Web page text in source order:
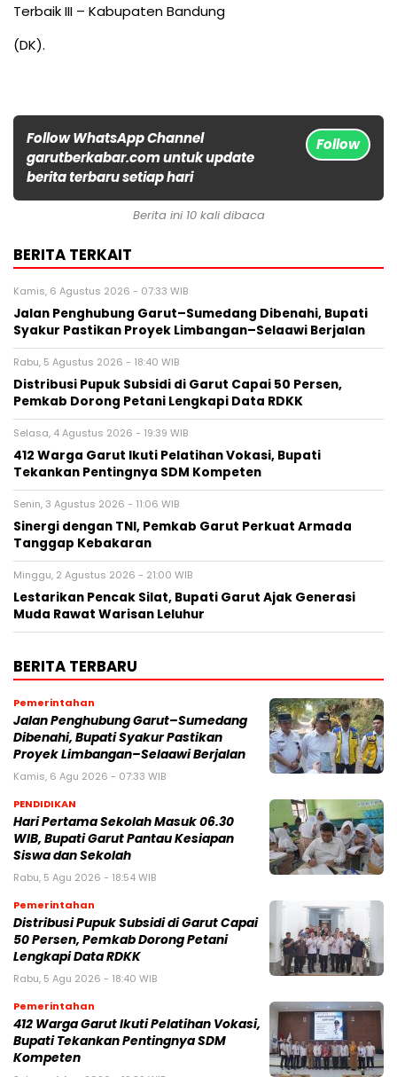
Terbaik III – Kabupaten Bandung
(DK).
Follow WhatsApp Channel
garutberkabar.com untuk update
berita terbaru setiap hari
Follow
Berita ini 10 kali dibaca
BERITA TERKAIT
Kamis, 6 Agustus 2026 - 07:33 WIB
Jalan Penghubung Garut–Sumedang Dibenahi, Bupati
Syakur Pastikan Proyek Limbangan–Selaawi Berjalan
Rabu, 5 Agustus 2026 - 18:40 WIB
Distribusi Pupuk Subsidi di Garut Capai 50 Persen,
Pemkab Dorong Petani Lengkapi Data RDKK
Selasa, 4 Agustus 2026 - 19:39 WIB
412 Warga Garut Ikuti Pelatihan Vokasi, Bupati
Tekankan Pentingnya SDM Kompeten
Senin, 3 Agustus 2026 - 11:06 WIB
Sinergi dengan TNI, Pemkab Garut Perkuat Armada
Tanggap Kebakaran
Minggu, 2 Agustus 2026 - 21:00 WIB
Lestarikan Pencak Silat, Bupati Garut Ajak Generasi
Muda Rawat Warisan Leluhur
BERITA TERBARU
Pemerintahan
Jalan Penghubung Garut–Sumedang
Dibenahi, Bupati Syakur Pastikan
Proyek Limbangan–Selaawi Berjalan
Kamis, 6 Agu 2026 - 07:33 WIB
PENDIDIKAN
Hari Pertama Sekolah Masuk 06.30
WIB, Bupati Garut Pantau Kesiapan
Siswa dan Sekolah
Rabu, 5 Agu 2026 - 18:54 WIB
Pemerintahan
Distribusi Pupuk Subsidi di Garut Capai
50 Persen, Pemkab Dorong Petani
Lengkapi Data RDKK
Rabu, 5 Agu 2026 - 18:40 WIB
Pemerintahan
412 Warga Garut Ikuti Pelatihan Vokasi,
Bupati Tekankan Pentingnya SDM
Kompeten